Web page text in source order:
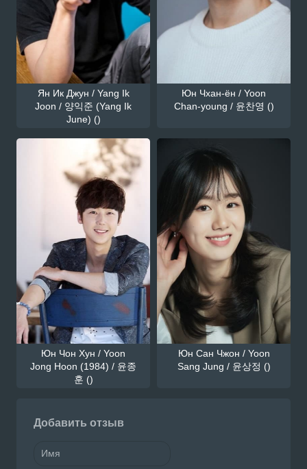
Ян Ик Джун / Yang Ik
Joon / 양익준 (Yang Ik
June) ()
Юн Чхан-ён / Yoon
Chan-young / 윤찬영 ()
Юн Чон Хун / Yoon
Jong Hoon (1984) / 윤종
훈 ()
Юн Сан Чжон / Yoon
Sang Jung / 윤상정 ()
Добавить отзыв